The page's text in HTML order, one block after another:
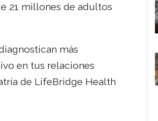
21 millones de adultos
más
en tus relaciones
de LifeBridge Health